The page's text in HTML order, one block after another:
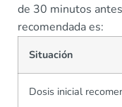
de 30 minutos
recomendada es:
Situación
Dosis inicial